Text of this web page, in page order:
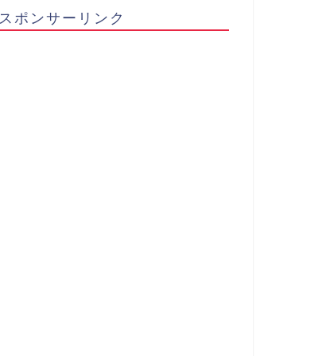
スポンサーリンク